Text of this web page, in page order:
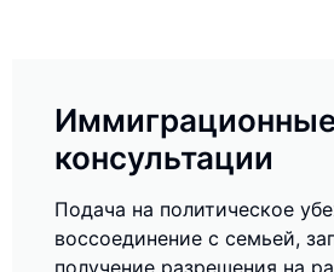
консультации
Подача на политическое
воссоединение с семьей,